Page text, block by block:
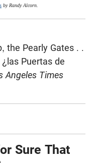
by Randy Alcorn.
the Pearly Gates . .
¿las Puertas de
Angeles Times
Sure That